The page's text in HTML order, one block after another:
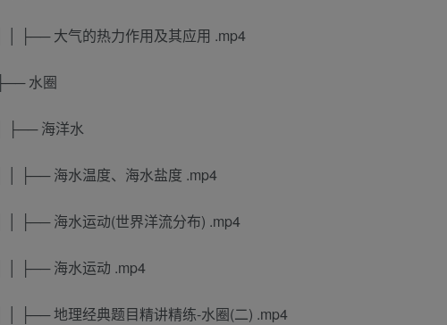
│ │ ├── 大气的热力作用及其应用 .mp4
├── 水圈
│ ├── 海洋水
│ │ ├── 海水温度、海水盐度 .mp4
│ │ ├── 海水运动(世界洋流分布) .mp4
│ │ ├── 海水运动 .mp4
│ │ ├── 地理经典题目精讲精练-水圈(二) .mp4